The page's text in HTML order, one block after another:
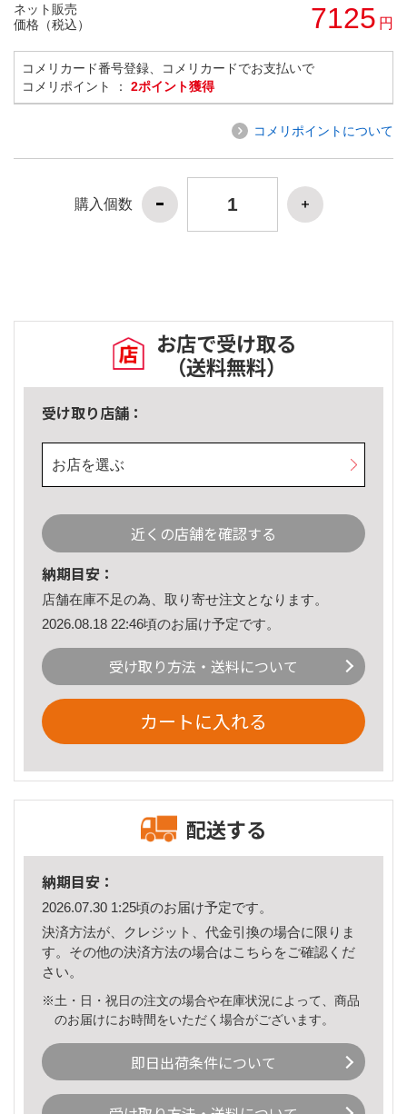
ネット販売
価格（税込）
7125 円
コメリカード番号登録、コメリカードでお支払いで
コメリポイント ： 2ポイント獲得
コメリポイントについて
購入個数
お店で受け取る
（送料無料）
受け取り店舗：
お店を選ぶ
近くの店舗を確認する
納期目安：
店舗在庫不足の為、取り寄せ注文となります。
2026.08.18 22:46頃のお届け予定です。
受け取り方法・送料について
カートに入れる
配送する
納期目安：
2026.07.30 1:25頃のお届け予定です。
決済方法が、クレジット、代金引換の場合に限りま
す。その他の決済方法の場合はこちら をご確認くだ
さい。
※土・日・祝日の注文の場合や在庫状況によって、商品
のお届けにお時間をいただく場合がございます。
即日出荷条件について